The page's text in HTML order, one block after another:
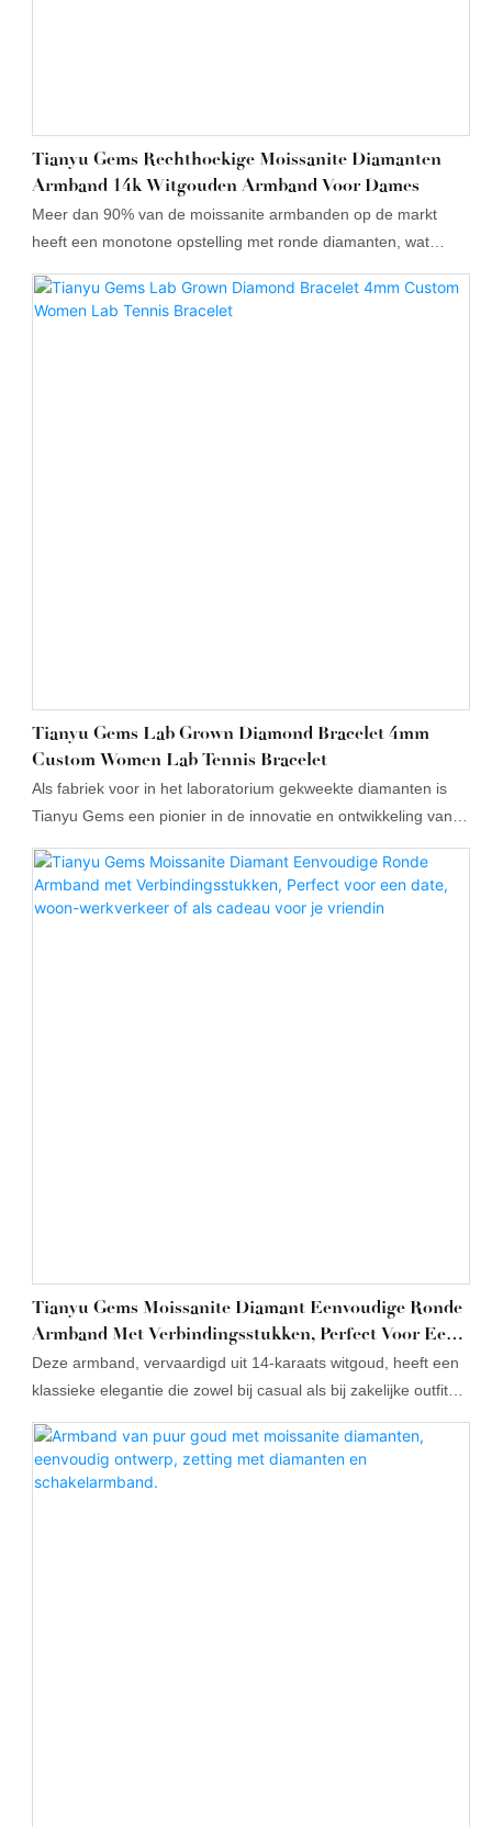
Tianyu Gems Rechthoekige Moissanite Diamanten
Armband 14k Witgouden Armband Voor Dames
Meer dan 90% van de moissanite armbanden op de markt
heeft een monotone opstelling met ronde diamanten, wat
onvermijdelijk tot esthetische eentonigheid leidt. Deze
armband daarentegen heeft een afwisselend ontwerp met
Tianyu Gems Lab Grown Diamond Bracelet 4mm
Custom Women Lab Tennis Bracelet
Als fabriek voor in het laboratorium gekweekte diamanten is
Tianyu Gems een pionier in de innovatie en ontwikkeling van
op maat gemaakte sieraden. Vergeleken met andere
soortgelijke producten op de markt, heeft deze tennisarmband
van 14k/18k synthetische diamanten meer voordelen en een
Tianyu Gems Moissanite Diamant Eenvoudige Ronde
Armband Met Verbindingsstukken, Perfect Voor Een
Date, Woon-Werkverkeer Of Als Cadeau Voor Je
Vriendin
Deze armband, vervaardigd uit 14-karaats witgoud, heeft een
klassieke elegantie die zowel bij casual als bij zakelijke outfits
past. De hoogglans afwerking zorgt ervoor dat de armband
jarenlang blijft glanzen.